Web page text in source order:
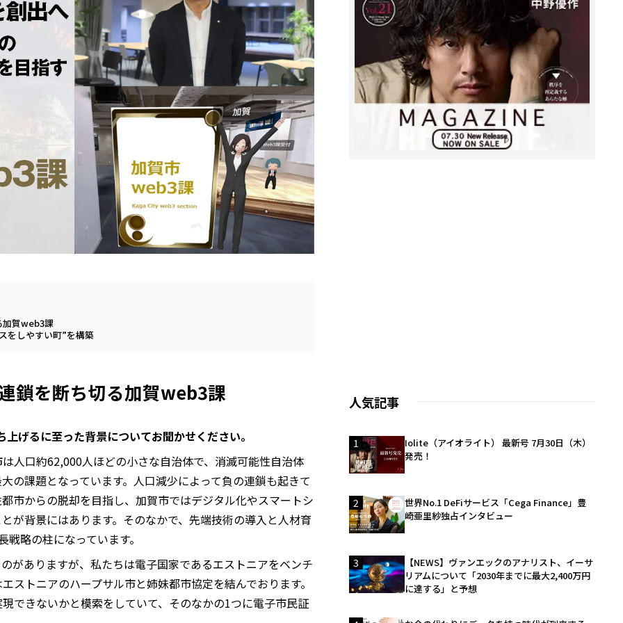
加賀web3課
をしやすい町”を構築
鎖を断ち切る加賀web3課
げるに至った背景についてお聞かせください。
人口約62,000人ほどの小さな自治体で、消滅可能性自治体
の課題となっています。人口減少によって負の連鎖も起きて
市からの脱却を目指し、加賀市ではデジタル化やスマートシ
が背景にはあります。そのなかで、先端技術の導入と人材育
略の柱になっています。
がありますが、私たちは電子国家であるエストニアをベンチ
ストニアのハープサル市と姉妹都市協定を結んでおります。
できないかと模索をしていて、そのなかの1つに電子市民証
人気記事
1
Iolite（アイオライト） 最新号 7月30日（木）
発売！
2
世界No.1 DeFiサービス「Cega Finance」豊
崎亜里紗独占インタビュー
3
【NEWS】ヴァンエックのアナリスト、イーサ
リアムについて「2030年までに最大2,400万円
に達する」と予想